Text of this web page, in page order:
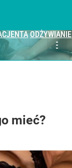
ODŻYWIANIE
mieć?